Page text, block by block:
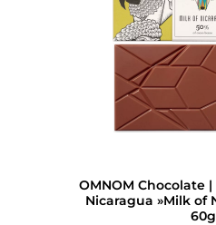
OMNOM Chocolate
Nicaragua »Milk of
60g